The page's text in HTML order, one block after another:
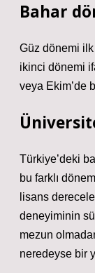
Bahar
Güz dönemi
ikinci dönemi
veya Ekim’de
Türkiye’deki
bu farklı
lisans
deneyiminin
mezun
neredeyse bir